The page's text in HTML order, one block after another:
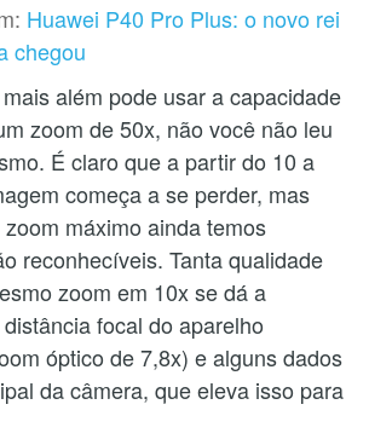
Huawei P40 Pro Plus: o novo rei
chegou
além pode usar a capacidade
zoom de 50x, não você não leu
É claro que a partir do 10 a
começa a se perder, mas
máximo ainda temos
reconhecíveis. Tanta qualidade
zoom em 10x se dá a
focal do aparelho
óptico de 7,8x) e alguns dados
da câmera, que eleva isso para